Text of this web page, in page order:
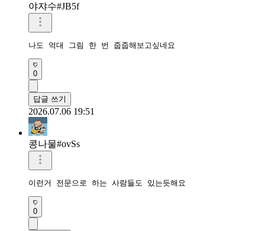
야쟈수#JB5f
나도 억대 그림 한 번 줍줍해보고싶네요
0
답글 쓰기
2026.07.06 19:51
콩나물#ovSs
이런거 전문으로 하는 사람들도 있는듯해요
0